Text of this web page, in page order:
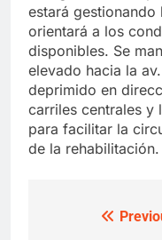
estará
orientará a los
disponibles. Se
elevado hacia la
deprimido en
carriles centrales y
para facilitar la
de la rehabilitación.